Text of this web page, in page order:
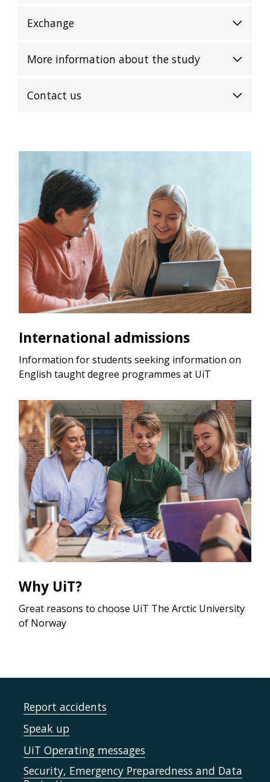
Exchange
More information about the study
Contact us
International admissions
Information for students seeking information on
English taught degree programmes at UiT
Why UiT?
Great reasons to choose UiT The Arctic University
of Norway
Report accidents
Speak up
UiT Operating messages
Security, Emergency Preparedness and Data